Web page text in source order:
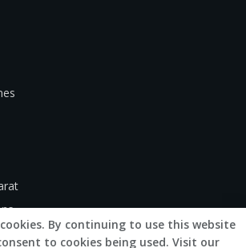
By continuing to use this website
to cookies being used. Visit our